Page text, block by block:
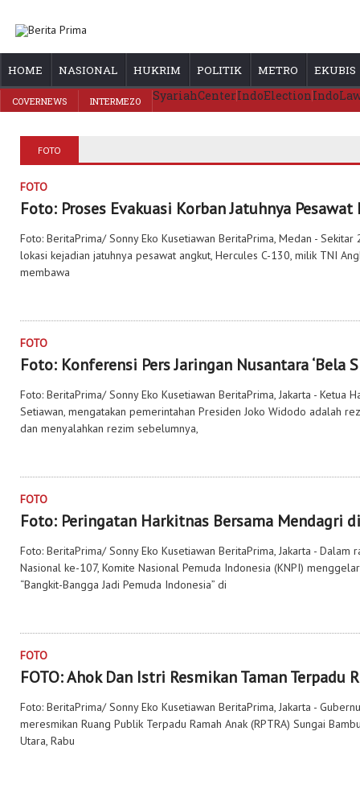
HOME NASIONAL HUKRIM POLITIK METRO EKUBIS
COVERNEWS INTERMEZO SyariahCenterIndoElection
FOTO
FOTO
Foto: Proses Evakuasi Korban Jatuhnya
Foto: BeritaPrima/ Sonny Eko Kusetiawan BeritaPrima, Medan -
lokasi kejadian jatuhnya pesawat angkut, Hercules C-130, milik TNI
membawa
FOTO
Foto: Konferensi Pers Jaringan Nusantara ‘Bela
Foto: BeritaPrima/ Sonny Eko Kusetiawan BeritaPrima, Jakarta - Ketua
Setiawan, mengatakan pemerintahan Presiden Joko Widodo adalah
dan menyalahkan rezim sebelumnya,
FOTO
Foto: Peringatan Harkitnas Bersama Mendagri
Foto: BeritaPrima/ Sonny Eko Kusetiawan BeritaPrima, Jakarta -
Nasional ke-107, Komite Nasional Pemuda Indonesia (KNPI)
“Bangkit-Bangga Jadi Pemuda Indonesia” di
FOTO
FOTO: Ahok Dan Istri Resmikan Taman Terpadu
Foto: BeritaPrima/ Sonny Eko Kusetiawan BeritaPrima, Jakarta -
meresmikan Ruang Publik Terpadu Ramah Anak (RPTRA) Sungai
Utara, Rabu